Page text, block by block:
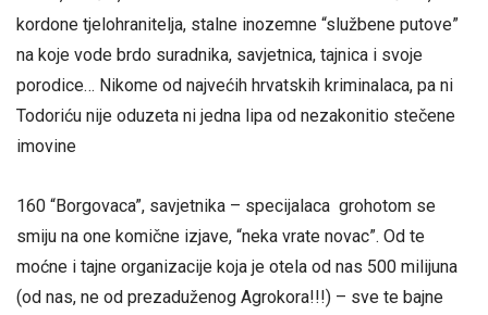
kordone tjelohranitelja, stalne inozemne “službene putove”
na koje vode brdo suradnika, savjetnica, tajnica i svoje
porodice… Nikome od najvećih hrvatskih kriminalaca, pa ni
Todoriću nije oduzeta ni jedna lipa od nezakonitio stečene
imovine
160 “Borgovaca”, savjetnika – specijalaca grohotom se
smiju na one komične izjave, “neka vrate novac”. Od te
moćne i tajne organizacije koja je otela od nas 500 milijuna
(od nas, ne od prezaduženog Agrokora!!!) – sve te bajne